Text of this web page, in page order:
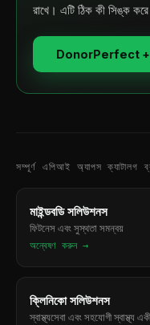
রাখে। এটি ঠিক কী সিঙ্ক
DonorPerfect +
সম্পূর্ণ এপিআই অ্যাপস ক্যাটালগ
মাইন্ডবডি সলিউশনস
ফিটনেস এবং সুস্থতা সমন্বয়
অন্বেষণ করুন →
ক্লিনিকো সলিউশনস
স্বাস্থ্যসেবা এবং সহযোগী স্বাস্থ্য